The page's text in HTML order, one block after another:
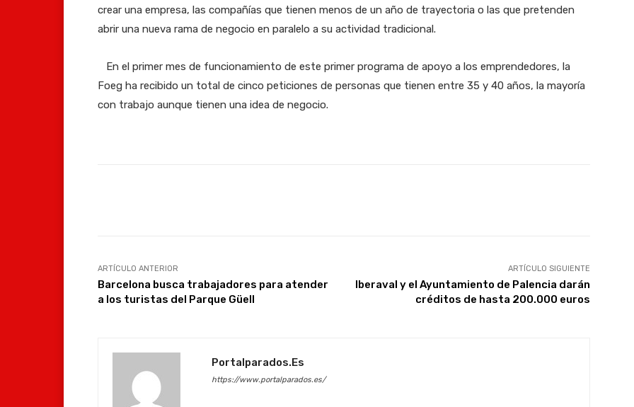
crear una empresa, las compañías que tienen menos de un año de trayectoria o las que pretenden
abrir una nueva rama de negocio en paralelo a su actividad tradicional.
En el primer mes de funcionamiento de este primer programa de apoyo a los emprendedores, la
Foeg ha recibido un total de cinco peticiones de personas que tienen entre 35 y 40 años, la mayoría
con trabajo aunque tienen una idea de negocio.
ARTÍCULO ANTERIOR
Barcelona busca trabajadores para atender
a los turistas del Parque Güell
ARTÍCULO SIGUIENTE
Iberaval y el Ayuntamiento de Palencia darán
créditos de hasta 200.000 euros
Portalparados.es
https://www.portalparados.es/